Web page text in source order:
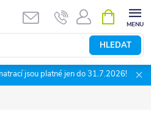
HLEDAT
NÁKUPNÍ
KOŠÍK
jsou platné jen do 31.7.2026!